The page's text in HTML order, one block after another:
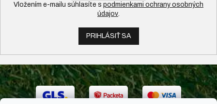
Vložením e-mailu súhlasíte s podmienkami ochrany osobných
údajov
PRIHLÁSIŤ SA